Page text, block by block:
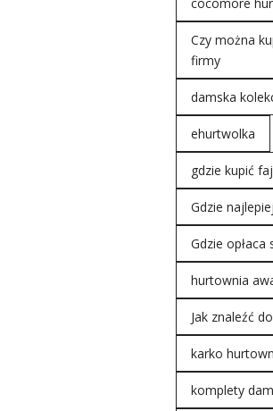
Czy można
firmy
damska
ehurtwolka
gdzie kupić
Gdzie
Gdzie opłaca
hurtownia
Jak znaleźć
karko
komplety